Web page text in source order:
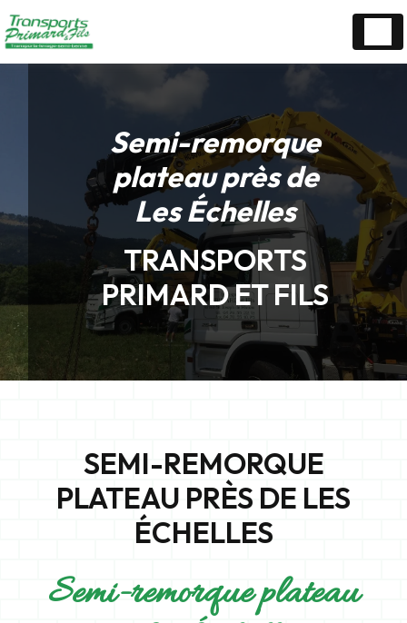
Semi-remorque
plateau près de
Les Échelles
TRANSPORTS
PRIMARD ET FILS
SEMI-REMORQUE
PLATEAU PRÈS DE LES
ÉCHELLES
Semi-remorque plateau